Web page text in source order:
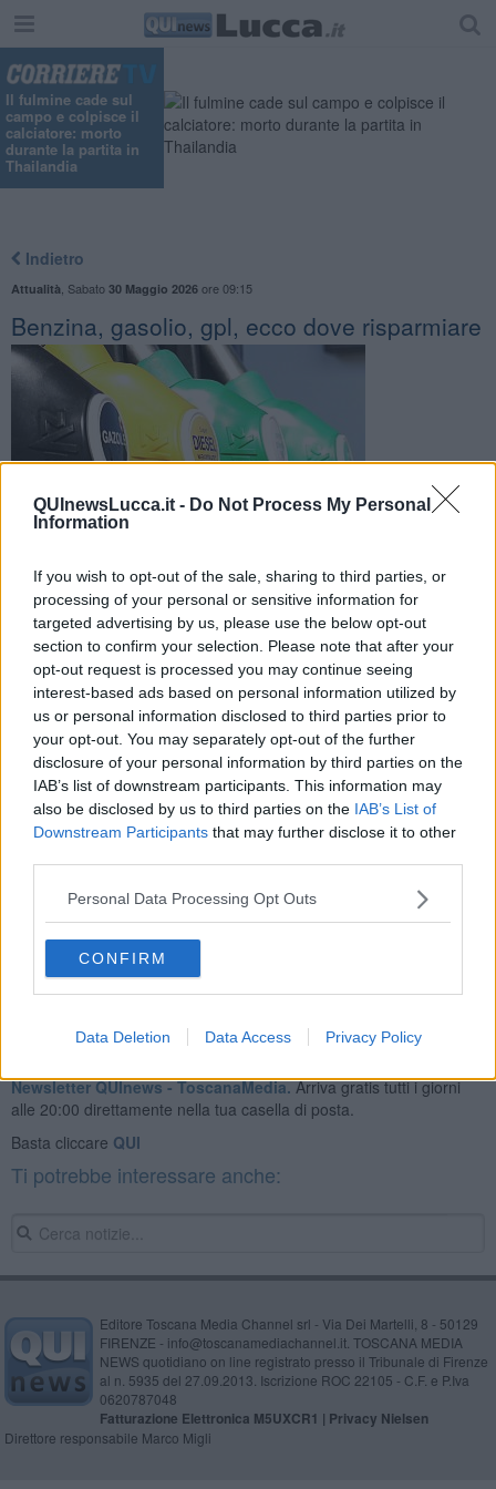
QUInewsLucca.it - Do Not Process My Personal
Information
If you wish to opt-out of the sale, sharing to third parties, or
processing of your personal or sensitive information for
targeted advertising by us, please use the below opt-out
section to confirm your selection. Please note that after your
opt-out request is processed you may continue seeing
interest-based ads based on personal information utilized by
us or personal information disclosed to third parties prior to
your opt-out. You may separately opt-out of the further
disclosure of your personal information by third parties on the
IAB’s list of downstream participants. This information may
also be disclosed by us to third parties on the IAB’s List of
Downstream Participants that may further disclose it to other
Personal Data Processing Opt Outs
CONFIRM
Data Deletion Data Access Privacy Policy
Il fulmine cade sul
campo e colpisce il
calciatore: morto
durante la partita in
Thailandia
Indietro
Attualità Sabato 30 Maggio 2026ore 09:15
Benzina, gasolio, gpl, ecco dove risparmiare
Ecco l'elenco dei prezzi del carburante in provincia di Lucca.
Comune per comune gli impianti più economici dove fare
rifornimento.
PROVINCIA DI LUCCA —Questi i prezzi dei carburantirilevati al
giorno 30 May 2026 dalMinistero dello sviluppo economico
Newsletter QUInews - ToscanaMedia.Arriva gratis tutti i giorni
alle 20:00 direttamente nella tua casella di posta.
Basta cliccare QUI
Ti potrebbe interessare anche:
Editore Toscana Media Channel srl - Via Dei Martelli, 8 - 50129
FIRENZE - info@toscanamediachannel.it. TOSCANA MEDIA
NEWS quotidiano on line registrato presso il Tribunale di Firenze
al n. 5935 del 27.09.2013. Iscrizione ROC 22105 - C.F. e P.Iva
0620787048
Fatturazione Elettronica M5UXCR1 | Privacy Nielsen
Direttore responsabile Marco Migli